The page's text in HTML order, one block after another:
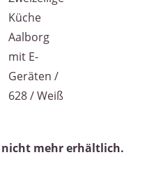
mehr erhältlich.